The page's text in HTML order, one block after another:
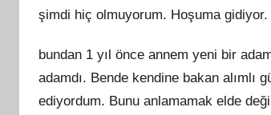
şimdi hiç olmuyorum. Hoşuma gidiyor.
bundan 1 yıl önce annem yeni bir
adamdı. Bende kendine bakan alımlı
ediyordum. Bunu anlamamak elde